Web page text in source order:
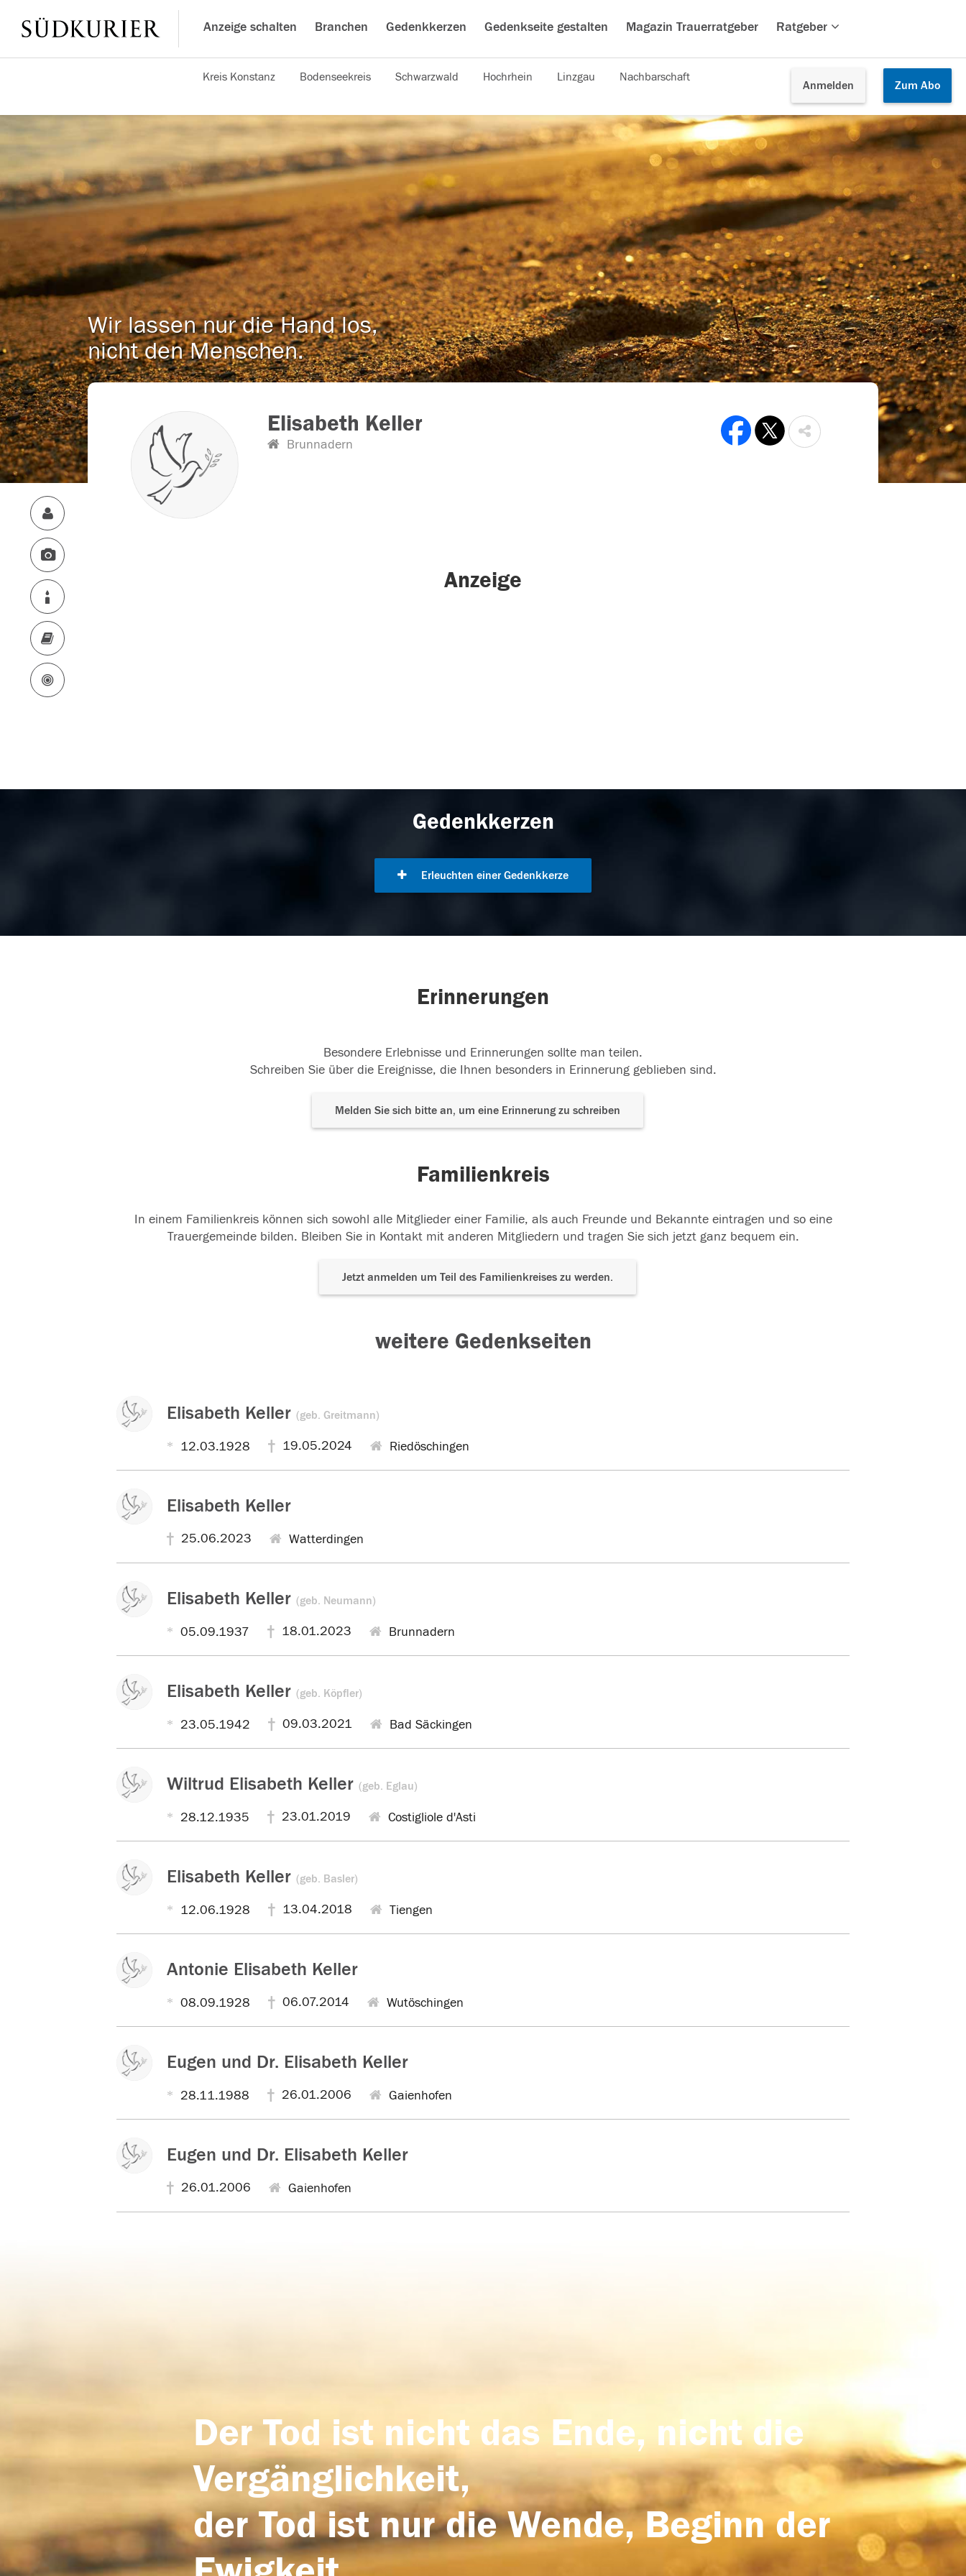
Anzeige schalten Branchen Gedenkkerzen Gedenkseite gestalten Magazin Trauerratgeber Ratgeber
Anmelden Zum Abo
Kreis Konstanz Bodenseekreis Schwarzwald Hochrhein Linzgau Nachbarschaft
Wir lassen nur die Hand los,
nicht den Menschen.
Elisabeth Keller
Brunnadern
Anzeige
Gedenkkerzen
Erleuchten einer Gedenkkerze
Erinnerungen
Besondere Erlebnisse und Erinnerungen sollte man teilen.
Schreiben Sie über die Ereignisse, die Ihnen besonders in Erinnerung geblieben sind.
Melden Sie sich bitte an, um eine Erinnerung zu schreiben
Familienkreis
In einem Familienkreis können sich sowohl alle Mitglieder einer Familie, als auch Freunde und Bekannte eintragen und so eine
Trauergemeinde bilden. Bleiben Sie in Kontakt mit anderen Mitgliedern und tragen Sie sich jetzt ganz bequem ein.
Jetzt anmelden um Teil des Familienkreises zu werden.
weitere Gedenkseiten
Elisabeth Keller (geb. Greitmann)
12.03.1928 19.05.2024 Riedöschingen
Elisabeth Keller
25.06.2023 Watterdingen
Elisabeth Keller (geb. Neumann)
05.09.1937 18.01.2023 Brunnadern
Elisabeth Keller (geb. Köpfler)
23.05.1942 09.03.2021 Bad Säckingen
Wiltrud Elisabeth Keller (geb. Eglau)
28.12.1935 23.01.2019 Costigliole d'Asti
Elisabeth Keller (geb. Basler)
12.06.1928 13.04.2018 Tiengen
Antonie Elisabeth Keller
08.09.1928 06.07.2014 Wutöschingen
Eugen und Dr. Elisabeth Keller
28.11.1988 26.01.2006 Gaienhofen
Eugen und Dr. Elisabeth Keller
26.01.2006 Gaienhofen
Der Tod ist nicht das Ende, nicht die
Vergänglichkeit,
der Tod ist nur die Wende, Beginn der